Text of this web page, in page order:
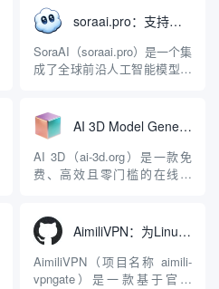
程助手的账号与运行环境而设
计。它目前支持包括
Antigravity IDE、Codex、
GitHub Copilo...
soraai.pro：支持多模型文字转视频和图像生成的在线创作工具
SoraAI（soraai.pro）是一个集
成了全球前沿人工智能模型的
者、营销人员及广大用户提供
一站式、开箱即用的视觉内容
生成解决方案。网站的核心优
势在于其强大的多模型聚合能
AI 3D Model Generator：通过文本和图像快速生成3D模型的在线工具
AI 3D（ai-3d.org）是一款免
费、高效且零门槛的在线AI
动Seed 3D两大行业领先的AI
模型架构，致力于帮助用户无
需掌握复杂的3D拓扑知识或昂
贵的专业软件，即可在...
AimiliVPN：为Linux提供纯净出站家庭IP的VPN代理网关
AimiliVPN（项目名称 aimili-
vpngate）是一款基于官方